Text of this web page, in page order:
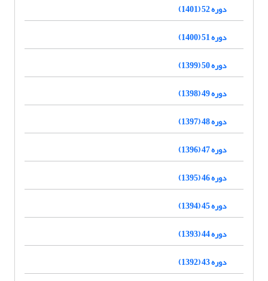
دوره 52 (1401)
دوره 51 (1400)
دوره 50 (1399)
دوره 49 (1398)
دوره 48 (1397)
دوره 47 (1396)
دوره 46 (1395)
دوره 45 (1394)
دوره 44 (1393)
دوره 43 (1392)